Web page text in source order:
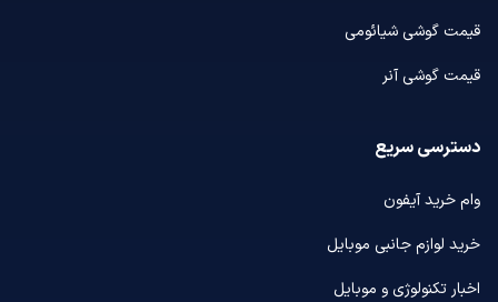
قیمت گوشی شیائومی
قیمت گوشی آنر
دسترسی سریع
وام خرید آیفون
خرید لوازم جانبی موبایل
اخبار تکنولوژی و موبایل